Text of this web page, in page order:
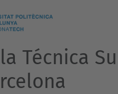
Técnica